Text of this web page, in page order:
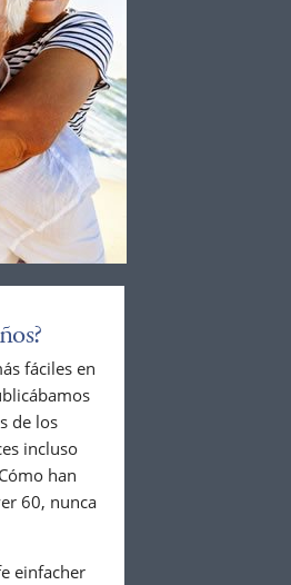
fáciles en
de los
incluso
han
60, nunca
einfacher